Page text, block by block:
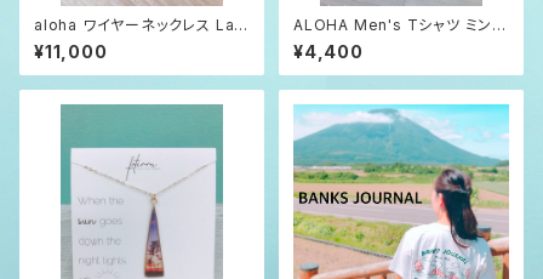
aloha ワイヤーネックレス Lani
Hawaii 14kgf
¥11,000
ALOHA Men's Tシャツ ミント
グリーン S/M/L
¥4,400